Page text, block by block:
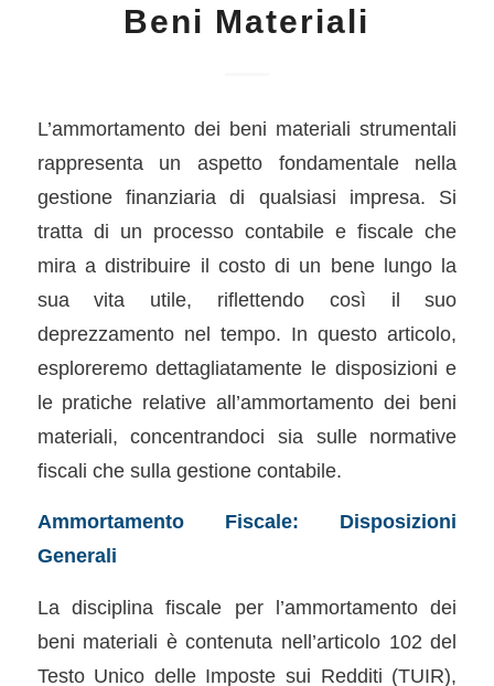
Beni Materiali
L’ammortamento dei beni materiali strumentali
rappresenta un aspetto fondamentale nella
gestione finanziaria di qualsiasi impresa. Si
tratta di un processo contabile e fiscale che
mira a distribuire il costo di un bene lungo la
sua vita utile, riflettendo così il suo
deprezzamento nel tempo. In questo articolo,
esploreremo dettagliatamente le disposizioni e
le pratiche relative all’ammortamento dei beni
materiali, concentrandoci sia sulle normative
fiscali che sulla gestione contabile.
Ammortamento Fiscale: Disposizioni
Generali
La disciplina fiscale per l’ammortamento dei
beni materiali è contenuta nell’articolo 102 del
Testo Unico delle Imposte sui Redditi (TUIR),